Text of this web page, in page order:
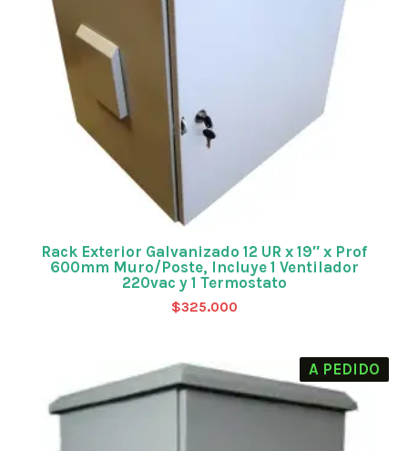
Rack Exterior Galvanizado 12 UR x 19″ x Prof
600mm Muro/Poste, Incluye 1 Ventilador
220vac y 1 Termostato
$325.000
A PEDIDO